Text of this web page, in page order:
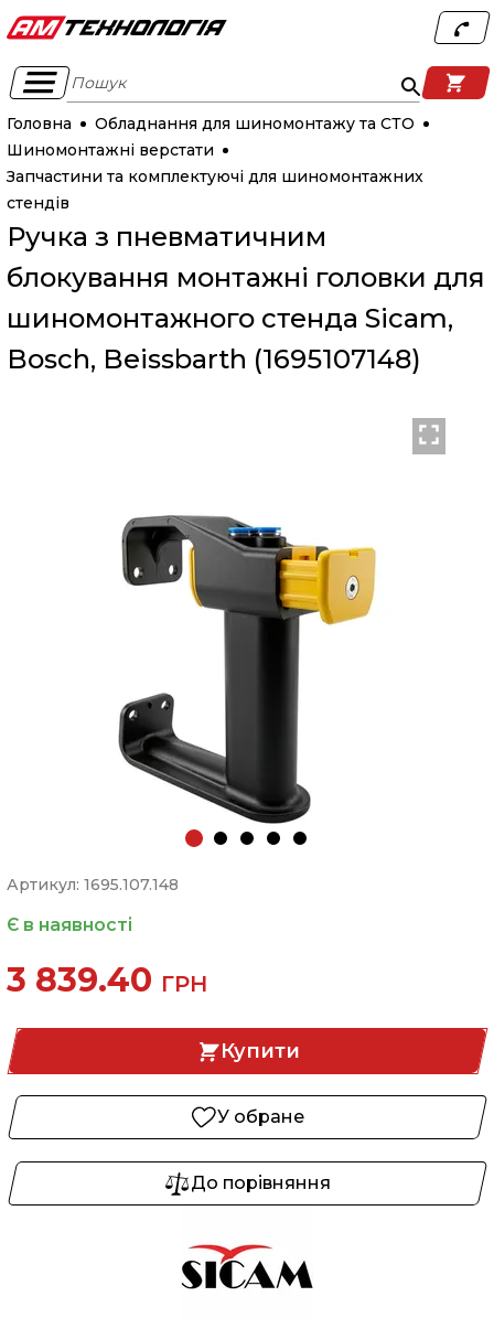
Пошук
Головна
Обладнання для шиномонтажу та СТО
Шиномонтажні верстати
Запчастини та комплектуючі для шиномонтажних
стендів
Ручка з пневматичним
блокування монтажні головки для
шиномонтажного стенда Sicam,
Bosch, Beissbarth (1695107148)
Артикул: 1695.107.148
Є в наявності
3 839.40 ГРН
Купити
У обране
До порівняння